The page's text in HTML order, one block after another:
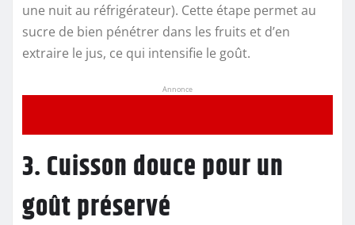
une nuit au réfrigérateur). Cette étape permet au
sucre de bien pénétrer dans les fruits et d’en
extraire le jus, ce qui intensifie le goût.
Annonce
3. Cuisson douce pour un
goût préservé